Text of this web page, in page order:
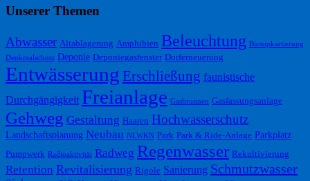
Unserer Themen
Abwasser Altablagerung Amphibien Beleuchtung Biotopkartierung
Denkmalschutz Deponie Deponiegasfenster Dorferneuerung
Entwässerung Erschließung faunistische
Durchgängigkeit Freianlage Gasbrunnen Gasfassungsanlage
Gehweg Gestaltung Haaren Hochwasserschutz
Landschaftsplanung Neubau NLWKN Park Park & Ride-Anlage Parkplatz
Pumpwerk Radioaktivität Radweg Regenwasser Rekultivierung
Retention Revitalisierung Rigole Sanierung Schmutzwasser